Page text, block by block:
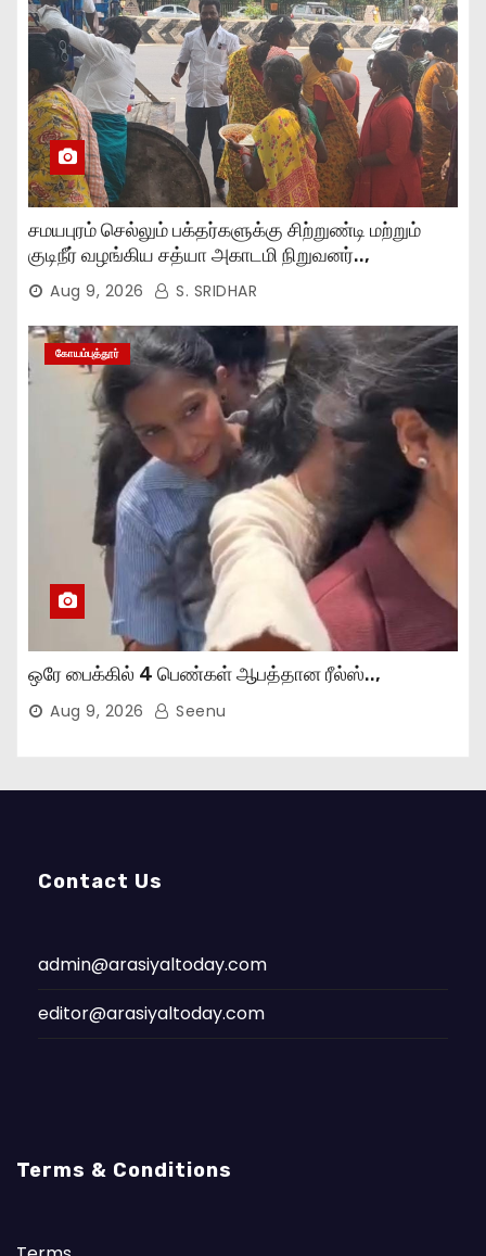
சமயபுரம் செல்லும் பக்தர்களுக்கு சிற்றுண்டி மற்றும்
குடிநீர் வழங்கிய சத்யா அகாடமி நிறுவனர்..,
Aug 9, 2026 S. SRIDHAR
கோயம்புத்தூர்
ஒரே பைக்கில் 4 பெண்கள் ஆபத்தான ரீல்ஸ்..,
Aug 9, 2026 Seenu
Contact Us
admin@arasiyaltoday.com
editor@arasiyaltoday.com
Terms & Conditions